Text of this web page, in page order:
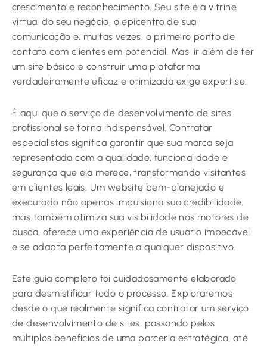
crescimento e reconhecimento. Seu site é a vitrine
virtual do seu negócio, o epicentro de sua
comunicação e, muitas vezes, o primeiro ponto de
contato com clientes em potencial. Mas, ir além de ter
um site básico e construir uma plataforma
verdadeiramente eficaz e otimizada exige expertise.
É aqui que o serviço de desenvolvimento de sites
profissional se torna indispensável. Contratar
especialistas significa garantir que sua marca seja
representada com a qualidade, funcionalidade e
segurança que ela merece, transformando visitantes
em clientes leais. Um website bem-planejado e
executado não apenas impulsiona sua credibilidade,
mas também otimiza sua visibilidade nos motores de
busca, oferece uma experiência de usuário impecável
e se adapta perfeitamente a qualquer dispositivo.
Este guia completo foi cuidadosamente elaborado
para desmistificar todo o processo. Exploraremos
desde o que realmente significa contratar um serviço
de desenvolvimento de sites, passando pelos
múltiplos benefícios de uma parceria estratégica, até